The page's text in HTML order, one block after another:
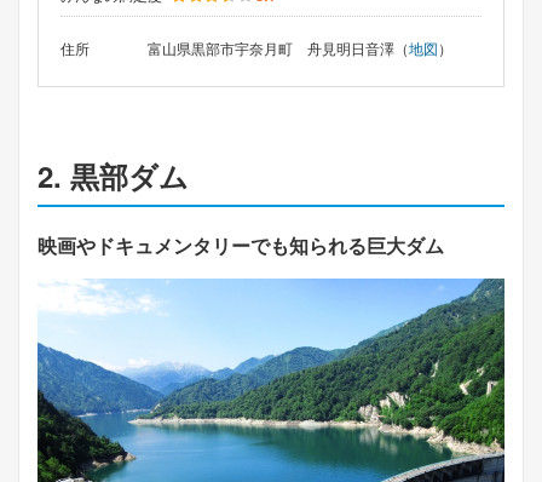
住所 富山県黒部市宇奈月町 舟見明日音澤（地図）
2. 黒部ダム
映画やドキュメンタリーでも知られる巨大ダム